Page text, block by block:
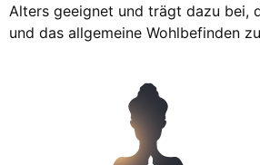
Alters geeignet und trägt dazu bei,
und das allgemeine Wohlbefinden